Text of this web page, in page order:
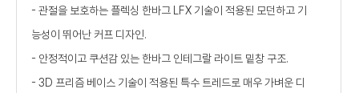
- 관절을 보호하는 플렉싱 한바그 LFX 기술이 적용된 모던하고 기
능성이 뛰어난 커프 디자인.
- 안정적이고 쿠션감 있는 한바그 인테그랄 라이트 밑창 구조.
- 3D 프리즘 베이스 기술이 적용된 특수 트레드로 매우 가벼운 디